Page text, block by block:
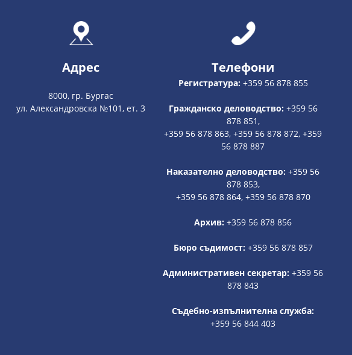
Адрес
8000, гр. Бургас
ул. Александровска №101, ет. 3
Телефони
Регистратура: +359 56 878 855
Гражданско деловодство: +359 56
878 851,
+359 56 878 863, +359 56 878 872, +359
56 878 887
Наказателно деловодство:+359 56
878 853,
+359 56 878 864, +359 56 878 870
Архив:+359 56 878 856
Бюро съдимост: +359 56 878 857
Административен секретар:+359 56
878 843
Съдебно-изпълнителна служба:
+359 56 844 403